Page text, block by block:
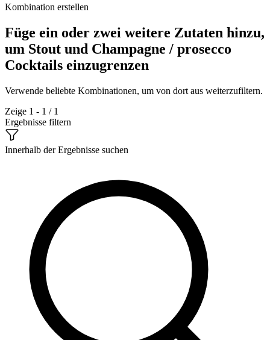
Kombination erstellen
Füge ein oder zwei weitere Zutaten hinzu,
um Stout und Champagne / prosecco
Cocktails einzugrenzen
Verwende beliebte Kombinationen, um von dort aus weiterzufiltern.
Zeige 1 - 1 / 1
Ergebnisse filtern
Innerhalb der Ergebnisse suchen